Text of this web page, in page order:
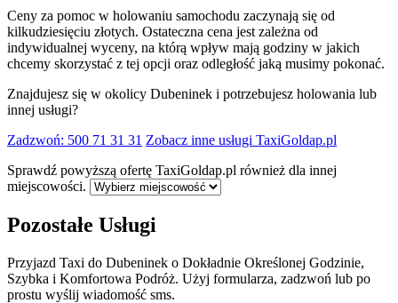
Ceny za pomoc w holowaniu samochodu zaczynają się od
kilkudziesięciu złotych. Ostateczna cena jest zależna od
indywidualnej wyceny, na którą wpływ mają godziny w jakich
chcemy skorzystać z tej opcji oraz odległość jaką musimy pokonać.
Znajdujesz się w okolicy Dubeninek i potrzebujesz holowania lub
innej usługi?
Zadzwoń: 500 71 31 31 Zobacz inne usługi TaxiGoldap.pl
Sprawdź powyższą ofertę TaxiGoldap.pl również dla innej
miejscowości.
Pozostałe Usługi
Przyjazd Taxi do Dubeninek o Dokładnie Określonej Godzinie,
Szybka i Komfortowa Podróż. Użyj formularza, zadzwoń lub po
prostu wyślij wiadomość sms.